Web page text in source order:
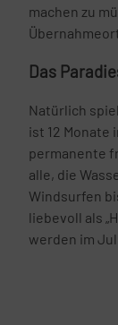
machen zu
Das
Natürlich
ist 12 Monate
permanente
alle, die
Windsurfen
liebevoll als
werden im